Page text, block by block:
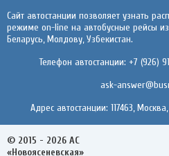
Сайт автостанции позволяет узнать
режиме on-line на автобусные рейсы
Беларусь, Молдову, Узбекистан.
Телефон автостанции: +7 (926)
ask-
Адрес автостанции: 117463,
© 2015 - 2026 АС
«Новоясеневская»